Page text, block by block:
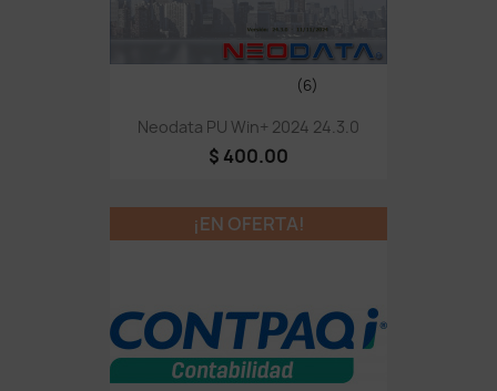
Neodata PU Win+ 2024 24.3.0
$ 400.00
(6)
¡EN OFERTA!